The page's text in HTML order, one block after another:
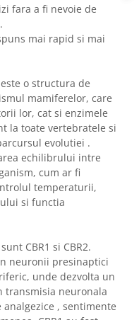
fara a fi nevoie de
mai rapid si mai
este o structura de
mamiferelor, care
lor, cat si enzimele
la toate vertebratele si
evolutiei .
echilibrului intre
cum ar fi
temperaturii,
si functia
CBR1 si CBR2.
neuronii presinaptici
unde dezvolta un
transmisia neuronala
, sentimente